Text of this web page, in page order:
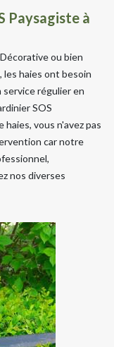
Paysagiste à
ou bien
les haies ont besoin
service régulier en
SOS
vous n'avez pas
car notre
nos diverses